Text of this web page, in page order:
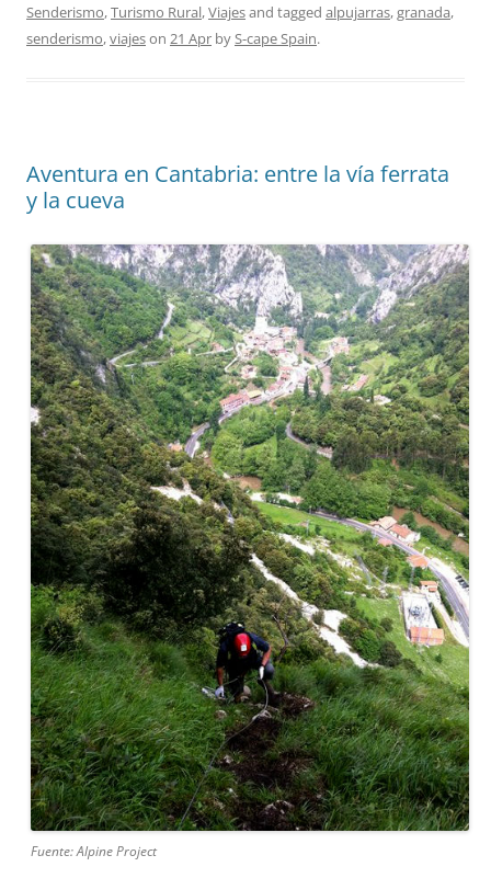
Senderismo,Turismo Rural,Viajesand tagged alpujarras,granada,
senderismo,viajeson 21 Apr byS-cape Spain.
Aventura en Cantabria: entre la vía ferrata
y la cueva
Fuente: Alpine Project